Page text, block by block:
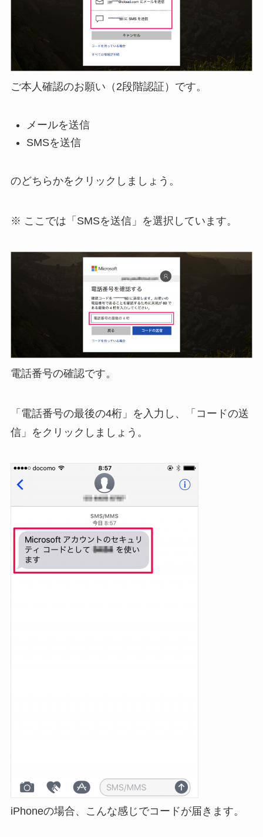
ご本人確認のお願い（2段階認証）です。
メールを送信
SMSを送信
のどちらかをクリックしましょう。
※ ここでは「SMSを送信」を選択しています。
電話番号の確認です。
「電話番号の最後の4桁」を入力し、「コードの送
信」をクリックしましょう。
iPhoneの場合、こんな感じでコードが届きます。